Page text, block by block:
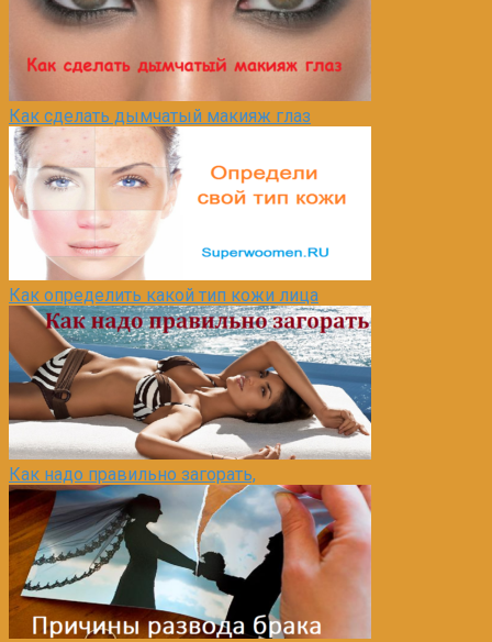
Как сделать дымчатый макияж глаз
Как определить какой тип кожи лица
Как надо правильно загорать,